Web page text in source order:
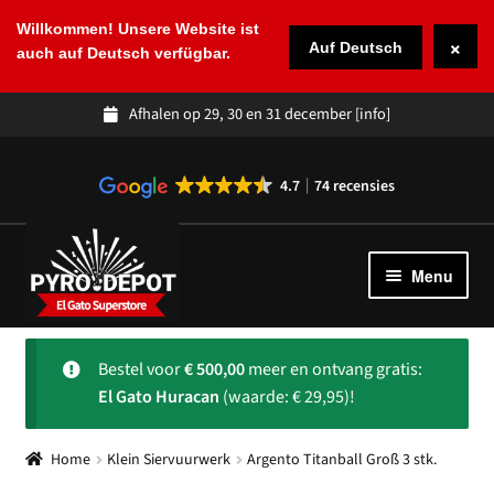
Willkommen! Unsere Website ist
auch auf Deutsch verfügbar.
Auf Deutsch ×
Afhalen op 29, 30 en 31 december[info]
4.7 74 recensies
door
naar
navigatie
naar
de
inhoud
Menu
Winkel
Spaans vuurwerk
Over ons
Bestel voor€500,00meer en ontvang gratis:
El Gato Huracan (waarde: € 29,95)!
Home Klein Siervuurwerk Argento Titanball Groß 3 stk.